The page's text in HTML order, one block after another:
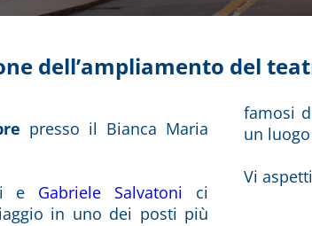
dell’ampliamento del
presso il Bianca Maria
e Gabriele Salvatoni ci
in uno dei posti più
famosi
un
Vi